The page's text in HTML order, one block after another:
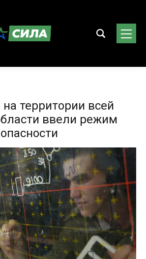
территории всей
ввели режим